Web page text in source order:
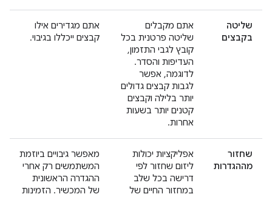
שליטה
בקבצים
אתם מקבלים
שליטה פרטנית בכל
קובץ לגבי התזמון,
העדיפות והסדר.
לדוגמה, אפשר
לגבות קבצים גדולים
יותר בלילה וקבצים
קטנים יותר בשעות
אחרות.
אתם מגדירים אילו
קבצים ייכללו בגיבוי.
שחזור
מההגדרות
אפליקציות יכולות
ליזום שחזור לפי
דרישה בכל שלב
במחזור החיים של
מאפשר גיבויים ביוזמת
המשתמשים רק אחרי
ההגדרה הראשונית
של המכשיר. הזמינות